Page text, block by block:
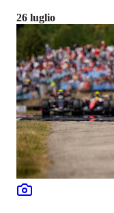
26 luglio